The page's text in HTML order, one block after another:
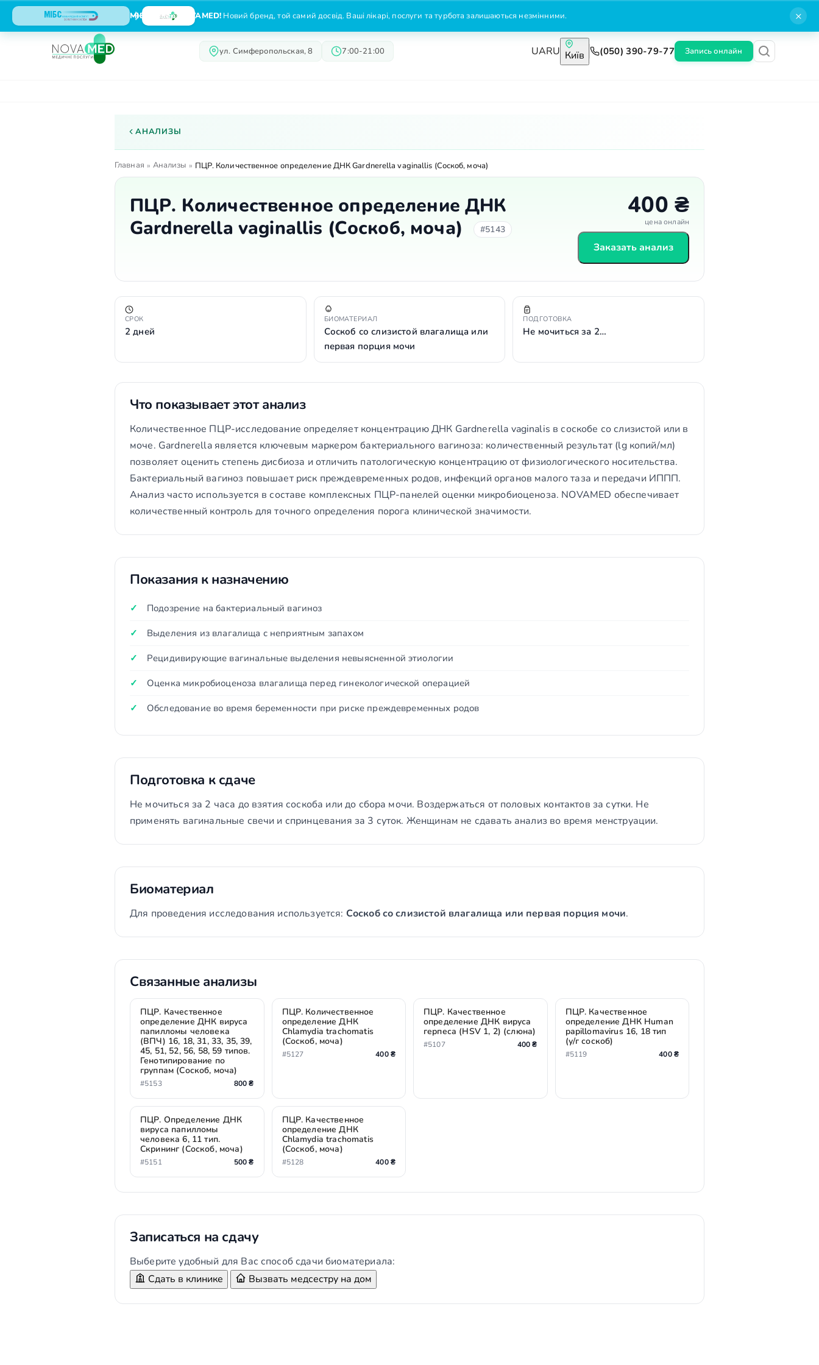
МІБС тепер NOVAMED! Новий бренд, той самий досвід. Ваші лікарі, послуги та турбота залишаються незмінними. ×
ул. Симферопольская, 8 7:00-21:00 UARU Київ (050) 390-79-77 Запись онлайн
АНАЛИЗЫ
Главная » Анализы » ПЦР. Количественное определение ДНК Gardnerella vaginallis (Соскоб, моча)
ПЦР. Количественное определение ДНК
Gardnerella vaginallis (Соскоб, моча)
#5143
400 ₴
цена онлайн
Заказать анализ
СРОК
2 дней
БИОМАТЕРИАЛ
Соскоб со слизистой влагалища или
первая порция мочи
ПОДГОТОВКА
Не мочиться за 2…
Что показывает этот анализ
Количественное ПЦР-исследование определяет концентрацию ДНК Gardnerella vaginalis в соскобе со слизистой или в
моче. Gardnerella является ключевым маркером бактериального вагиноза: количественный результат (lg копий/мл)
позволяет оценить степень дисбиоза и отличить патологическую концентрацию от физиологического носительства.
Бактериальный вагиноз повышает риск преждевременных родов, инфекций органов малого таза и передачи ИППП.
Анализ часто используется в составе комплексных ПЦР-панелей оценки микробиоценоза. NOVAMED обеспечивает
количественный контроль для точного определения порога клинической значимости.
Показания к назначению
Подозрение на бактериальный вагиноз
Выделения из влагалища с неприятным запахом
Рецидивирующие вагинальные выделения невыясненной этиологии
Оценка микробиоценоза влагалища перед гинекологической операцией
Обследование во время беременности при риске преждевременных родов
Подготовка к сдаче
Не мочиться за 2 часа до взятия соскоба или до сбора мочи. Воздержаться от половых контактов за сутки. Не
применять вагинальные свечи и спринцевания за 3 суток. Женщинам не сдавать анализ во время менструации.
Биоматериал
Для проведения исследования используется: Соскоб со слизистой влагалища или первая порция мочи.
Связанные анализы
ПЦР. Качественное
определение ДНК вируса
папилломы человека
(ВПЧ) 16, 18, 31, 33, 35, 39,
45, 51, 52, 56, 58, 59 типов.
Генотипирование по
группам (Соскоб, моча)
#5153 800 ₴
ПЦР. Количественное
определение ДНК
Chlamydia trachomatis
(Соскоб, моча)
#5127 400 ₴
ПЦР. Качественное
определение ДНК вируса
герпеса (HSV 1, 2) (слюна)
#5107 400 ₴
ПЦР. Качественное
определение ДНК Human
papillomavirus 16, 18 тип
(у/г соскоб)
#5119 400 ₴
ПЦР. Определение ДНК
вируса папилломы
человека 6, 11 тип.
Скрининг (Соскоб, моча)
#5151 500 ₴
ПЦР. Качественное
определение ДНК
Chlamydia trachomatis
(Соскоб, моча)
#5128 400 ₴
Записаться на сдачу
Выберите удобный для Вас способ сдачи биоматериала:
Сдать в клинике
Вызвать медсестру на дом